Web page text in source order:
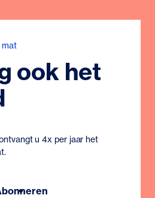
mat
ook het
u 4x per jaar het